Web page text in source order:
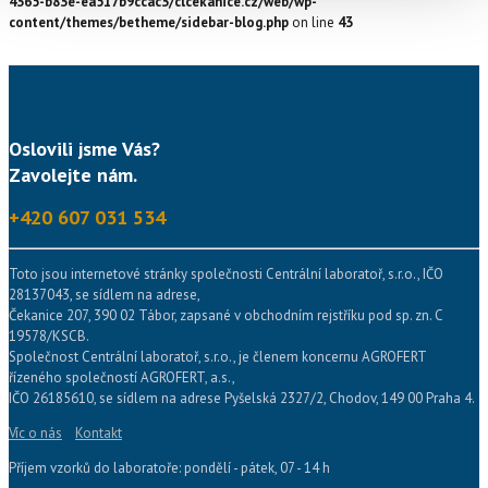
content/themes/betheme/sidebar-blog.php on line 43
Oslovili jsme Vás?
Zavolejte nám.
+420 607 031 534
Toto jsou internetové stránky společnosti Centrální laboratoř, s.r.o., IČO
28137043, se sídlem na adrese,
Čekanice 207, 390 02 Tábor, zapsané v obchodním rejstříku pod sp. zn. C
19578/KSCB.
Společnost Centrální laboratoř, s.r.o., je členem koncernu AGROFERT
řízeného společností AGROFERT, a.s.,
IČO 26185610, se sídlem na adrese Pyšelská 2327/2, Chodov, 149 00 Praha 4.
Víc o nás
Kontakt
Příjem vzorků do laboratoře: pondělí - pátek, 07 - 14 h